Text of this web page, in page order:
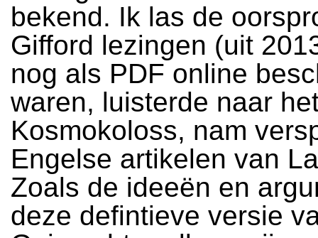
bekend. Ik las de
Gifford lezingen (uit
nog als PDF online
waren, luisterde naar
Kosmokoloss, nam
Engelse artikelen van
Zoals de ideeën en
deze defintieve versie